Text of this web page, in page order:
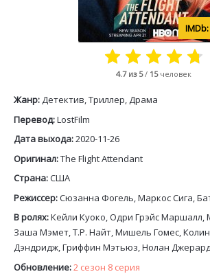
4.7из 5/ 15 человек
Жанр:Детектив, Триллер, Драма
Перевод:LostFilm
Дата выхода:2020-11-26
Оригинал:The Flight Attendant
Страна:США
Режиссер:Сюзанна Фогель, Маркос Сига,
В ролях:Кейли Куоко, Одри Грэйс Маршалл,
Заша Мэмет, Т.Р. Найт, Мишель Гомес,
Дэндридж, Гриффин Мэтьюз, Нолан
Обновление:2 сезон 8 серия